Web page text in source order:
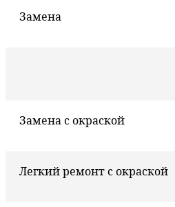
Замена
Замена с окраской
Легкий ремонт с окраской